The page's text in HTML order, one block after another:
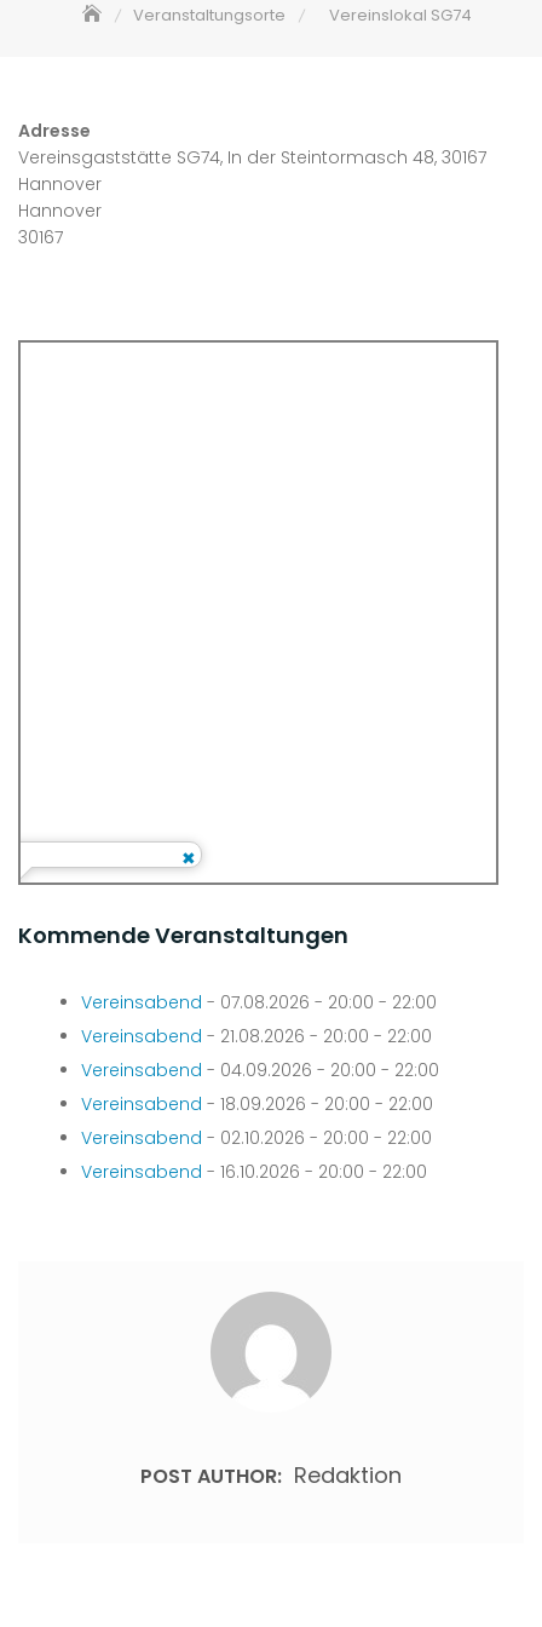
Veranstaltungsorte Vereinslokal SG74
Adresse
Vereinsgaststätte SG74, In der Steintormasch 48, 30167
Hannover
Hannover
30167
Kommende Veranstaltungen
Vereinsabend - 07.08.2026 - 20:00 - 22:00
Vereinsabend - 21.08.2026 - 20:00 - 22:00
Vereinsabend - 04.09.2026 - 20:00 - 22:00
Vereinsabend - 18.09.2026 - 20:00 - 22:00
Vereinsabend - 02.10.2026 - 20:00 - 22:00
Vereinsabend - 16.10.2026 - 20:00 - 22:00
POST AUTHOR: Redaktion